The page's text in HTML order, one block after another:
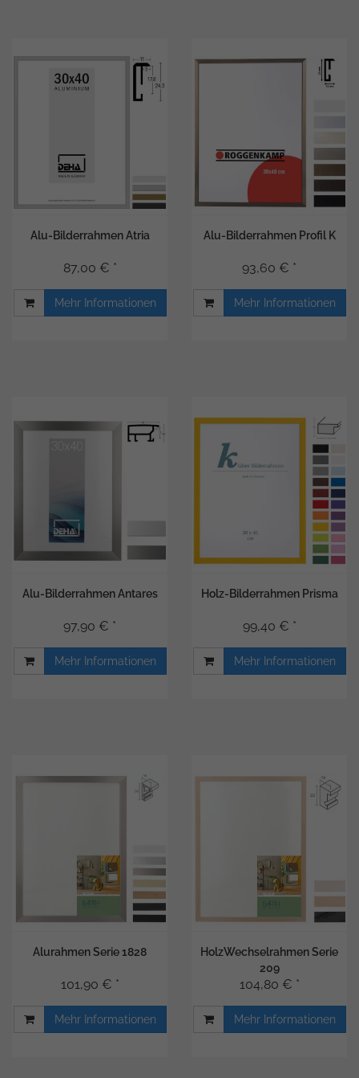
Alu-Bilderrahmen Atria
87,00 € *
Mehr Informationen
Alu-Bilderrahmen Profil K
93,60 € *
Mehr Informationen
Alu-Bilderrahmen Antares
97,90 € *
Mehr Informationen
Holz-Bilderrahmen Prisma
99,40 € *
Mehr Informationen
Alurahmen Serie 1828
101,90 € *
Mehr Informationen
HolzWechselrahmen Serie
209
104,80 € *
Mehr Informationen